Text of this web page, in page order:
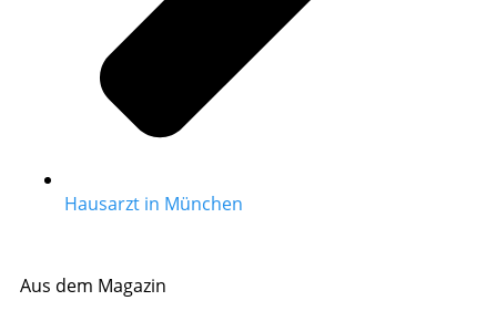
Hausarzt in München
Aus dem Magazin